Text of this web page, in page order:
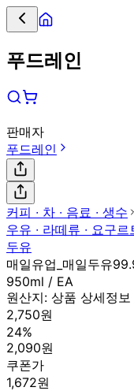
푸드레인
판매자
푸드레인
커피 ∙ 차 ∙ 음료 ∙ 생수
우유 ∙ 라떼류 ∙ 요구르
두유
매일유업_매일두유
950ml / EA
원산지: 상품 상세정보
2,750원
24%
2,090원
쿠폰가
1,672원